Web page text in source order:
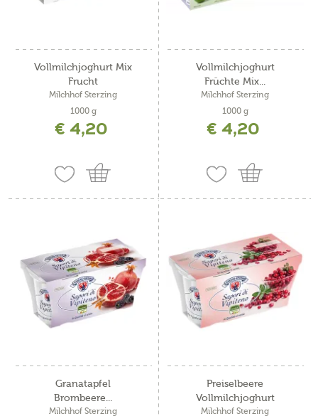
Vollmilchjoghurt Mix
Frucht
Milchhof Sterzing
1000 g
€ 4,20
Vollmilchjoghurt
Früchte Mix...
Milchhof Sterzing
1000 g
€ 4,20
Granatapfel
Brombeere...
Milchhof Sterzing
Preiselbeere
Vollmilchjoghurt
Milchhof Sterzing